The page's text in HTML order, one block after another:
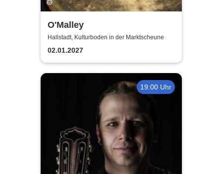
O'Malley
Hallstadt, Kulturboden in der Marktscheune
02.01.2027
19:00 Uhr